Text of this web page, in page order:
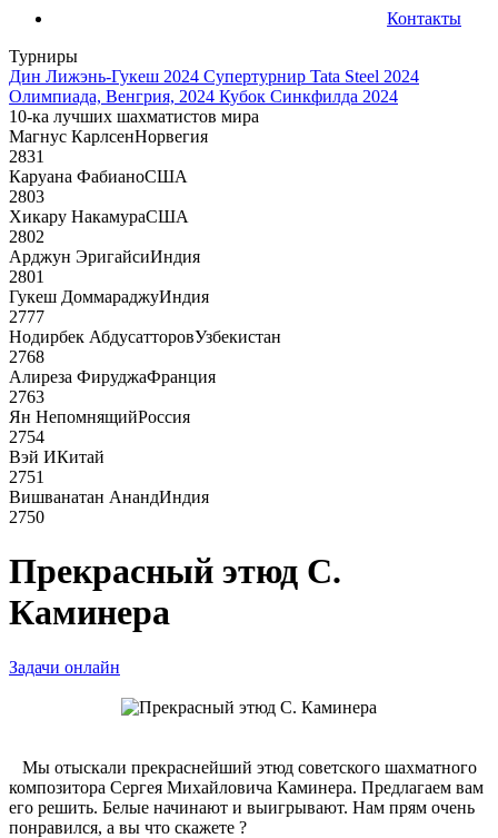
Контакты
Турниры
Дин Лижэнь-Гукеш 2024 Супертурнир Tata Steel 2024
Олимпиада, Венгрия, 2024 Кубок Синкфилда 2024
10-ка лучших шахматистов мира
Магнус КарлсенНорвегия
2831
Каруана ФабианоСША
2803
Хикару НакамураСША
2802
Арджун ЭригайсиИндия
2801
Гукеш ДоммараджуИндия
2777
Нодирбек АбдусатторовУзбекистан
2768
Алиреза ФируджаФранция
2763
Ян НепомнящийРоссия
2754
Вэй ИКитай
2751
Вишванатан АнандИндия
2750
Прекрасный этюд С.
Каминера
Задачи онлайн
Мы отыскали прекраснейший этюд советского шахматного
композитора Сергея Михайловича Каминера. Предлагаем вам
его решить. Белые начинают и выигрывают. Нам прям очень
понравился, а вы что скажете ?